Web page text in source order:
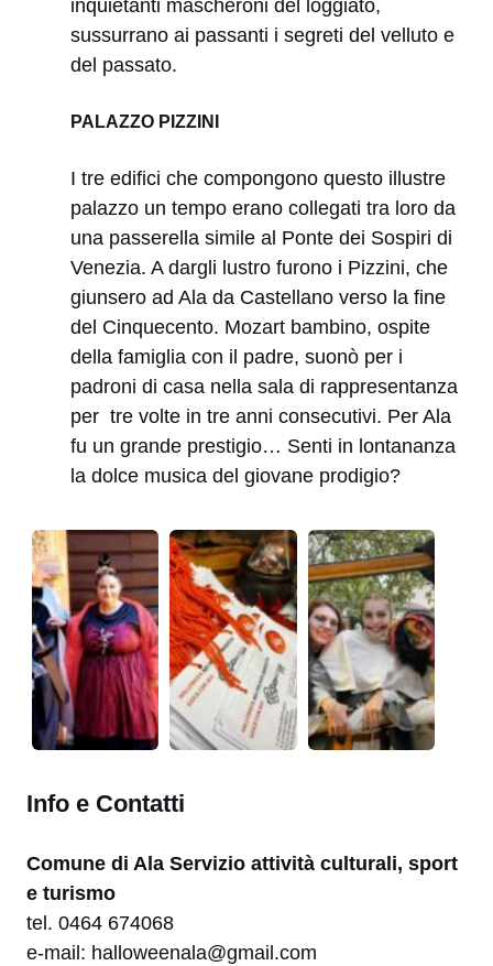
inquietanti mascheroni del loggiato,
sussurrano ai passanti i segreti del velluto e
del passato.
PALAZZO PIZZINI
I tre edifici che compongono questo illustre
palazzo un tempo erano collegati tra loro da
una passerella simile al Ponte dei Sospiri di
Venezia. A dargli lustro furono i Pizzini, che
giunsero ad Ala da Castellano verso la fine
del Cinquecento. Mozart bambino, ospite
della famiglia con il padre, suonò per i
padroni di casa nella sala di rappresentanza
per tre volte in tre anni consecutivi. Per Ala
fu un grande prestigio… Senti in lontananza
la dolce musica del giovane prodigio?
Info e Contatti
Comune di Ala Servizio attività culturali, sport
e turismo
tel. 0464 674068
e-mail: halloweenala@gmail.com